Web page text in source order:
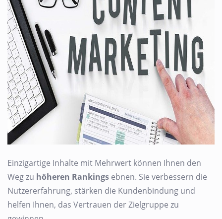
Einzigartige Inhalte mit Mehrwert können Ihnen den
Weg zu höheren Rankings ebnen. Sie verbessern die
Nutzererfahrung, stärken die Kundenbindung und
helfen Ihnen, das Vertrauen der Zielgruppe zu